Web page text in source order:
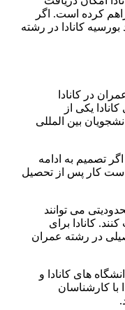
کرده است. اگر
کانادا در رشته
در کانادا
یکی از
بین المللی
تصمیم به ادامه
کار پس از تحصیل
می توانند
کانادا برای
در رشته عمران
های کانادا و
با کارشناسان